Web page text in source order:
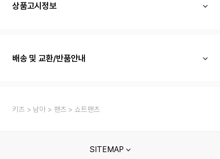
상품고시정보
배송 및 교환/반품안내
키즈 남아 팬츠 쇼트팬츠
SITEMAP